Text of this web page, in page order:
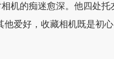
的痴迷愈深。他四处托
他爱好，收藏相机既是初